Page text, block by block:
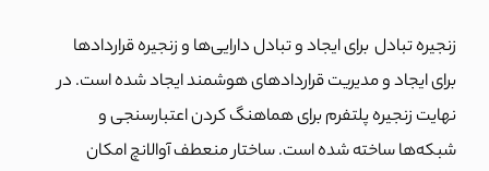
زنجیره تبادل برای ایجاد و تبادل دارایی‌ها و زنجیره قراردادها
برای ایجاد و مدیریت قراردادهای هوشمند ایجاد شده است. در
نهایت زنجیره پلتفرم برای هماهنگ کردن اعتبارسنجی و
شبکه‌ها ساخته شده است. ساختار منعطف آوالانچ امکان